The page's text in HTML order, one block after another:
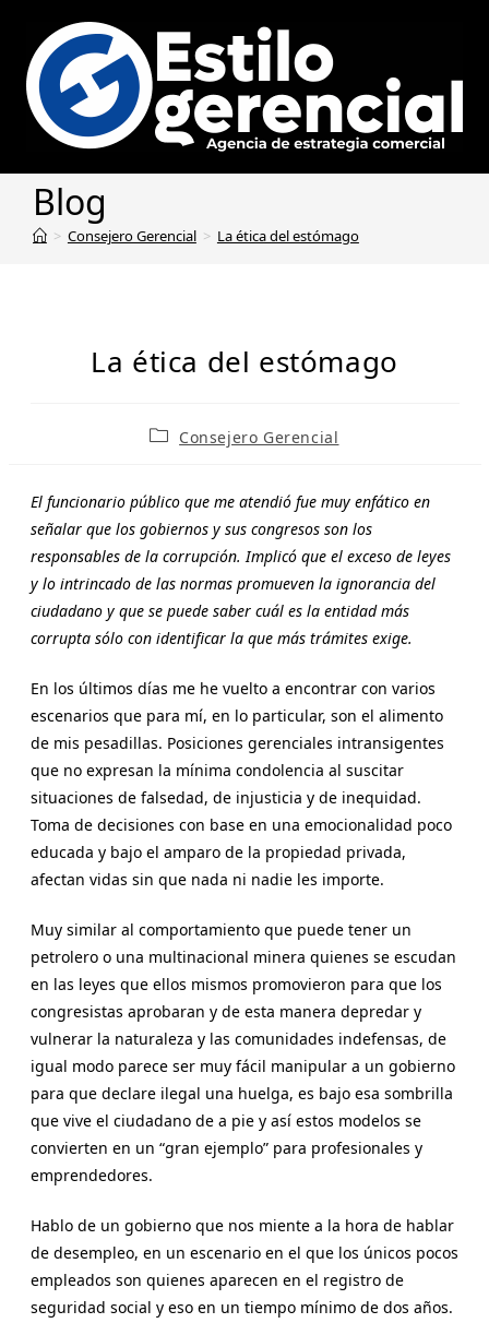
Blog
> Consejero Gerencial > La ética del estómago
La ética del estómago
Consejero Gerencial
El funcionario público que me atendió fue muy enfático en
señalar que los gobiernos y sus congresos son los
responsables de la corrupción. Implicó que el exceso de leyes
y lo intrincado de las normas promueven la ignorancia del
ciudadano y que se puede saber cuál es la entidad más
corrupta sólo con identificar la que más trámites exige.
En los últimos días me he vuelto a encontrar con varios
escenarios que para mí, en lo particular, son el alimento
de mis pesadillas. Posiciones gerenciales intransigentes
que no expresan la mínima condolencia al suscitar
situaciones de falsedad, de injusticia y de inequidad.
Toma de decisiones con base en una emocionalidad poco
educada y bajo el amparo de la propiedad privada,
afectan vidas sin que nada ni nadie les importe.
Muy similar al comportamiento que puede tener un
petrolero o una multinacional minera quienes se escudan
en las leyes que ellos mismos promovieron para que los
congresistas aprobaran y de esta manera depredar y
vulnerar la naturaleza y las comunidades indefensas, de
igual modo parece ser muy fácil manipular a un gobierno
para que declare ilegal una huelga, es bajo esa sombrilla
que vive el ciudadano de a pie y así estos modelos se
convierten en un “gran ejemplo” para profesionales y
emprendedores.
Hablo de un gobierno que nos miente a la hora de hablar
de desempleo, en un escenario en el que los únicos pocos
empleados son quienes aparecen en el registro de
seguridad social y eso en un tiempo mínimo de dos años.